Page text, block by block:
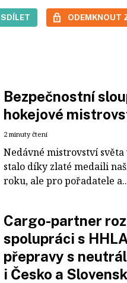
SDÍLET ODEMKNOUT
Bezpečnostní
hokejové
2 minuty čtení
Nedávné mistrovství
stalo díky zlaté medaili
roku, ale pro pořadatele
Cargo-partner
spolupráci s
přepravy s
i Česko a